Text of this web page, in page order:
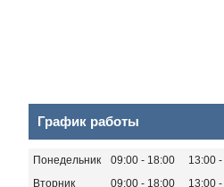
График работы
Понедельник 09:00 18:00 13:00
Вторник
09:00 18:00 13:00